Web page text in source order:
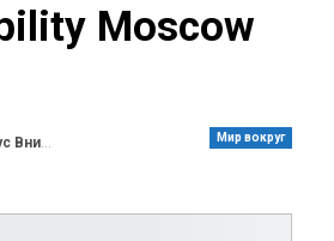
Moscow
Мир вокруг